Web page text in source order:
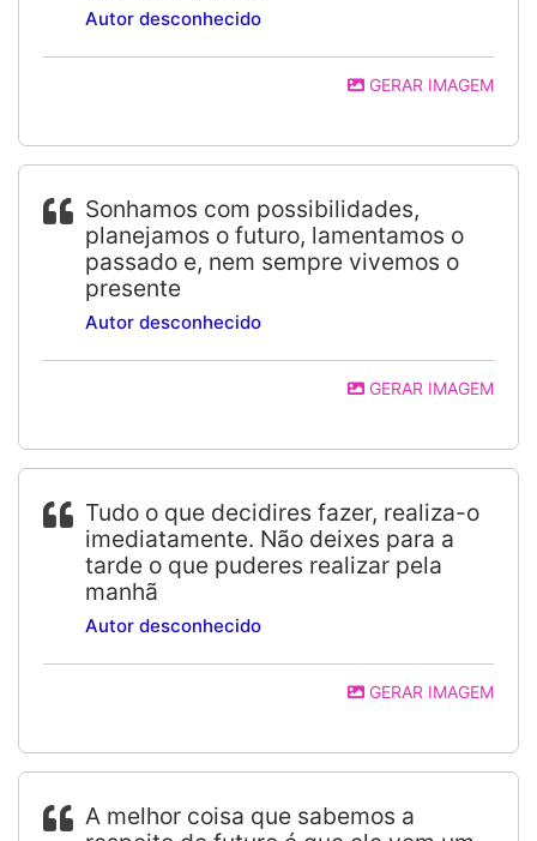
Autor desconhecido
GERAR IMAGEM
Sonhamos com possibilidades,
planejamos o futuro, lamentamos o
passado e, nem sempre vivemos o
presente
Autor desconhecido
GERAR IMAGEM
Tudo o que decidires fazer, realiza-o
imediatamente. Não deixes para a
tarde o que puderes realizar pela
manhã
Autor desconhecido
GERAR IMAGEM
A melhor coisa que sabemos a